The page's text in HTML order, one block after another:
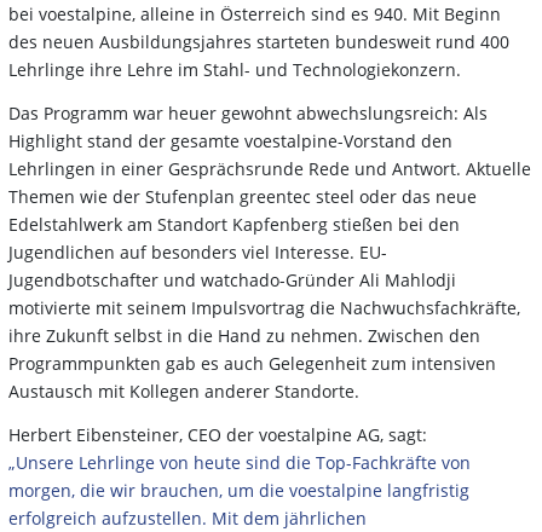
bei voestalpine, alleine in Österreich sind es 940. Mit Beginn
des neuen Ausbildungsjahres starteten bundesweit rund 400
Lehrlinge ihre Lehre im Stahl- und Technologiekonzern.
Das Programm war heuer gewohnt abwechslungsreich: Als
Highlight stand der gesamte voestalpine-Vorstand den
Lehrlingen in einer Gesprächsrunde Rede und Antwort. Aktuelle
Themen wie der Stufenplan greentec steel oder das neue
Edelstahlwerk am Standort Kapfenberg stießen bei den
Jugendlichen auf besonders viel Interesse. EU-
Jugendbotschafter und watchado-Gründer Ali Mahlodji
motivierte mit seinem Impulsvortrag die Nachwuchsfachkräfte,
ihre Zukunft selbst in die Hand zu nehmen. Zwischen den
Programmpunkten gab es auch Gelegenheit zum intensiven
Austausch mit Kollegen anderer Standorte.
Herbert Eibensteiner, CEO der voestalpine AG, sagt:
„Unsere Lehrlinge von heute sind die Top-Fachkräfte von
morgen, die wir brauchen, um die voestalpine langfristig
erfolgreich aufzustellen. Mit dem jährlichen